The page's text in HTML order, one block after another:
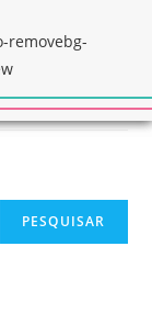
PESQUISAR